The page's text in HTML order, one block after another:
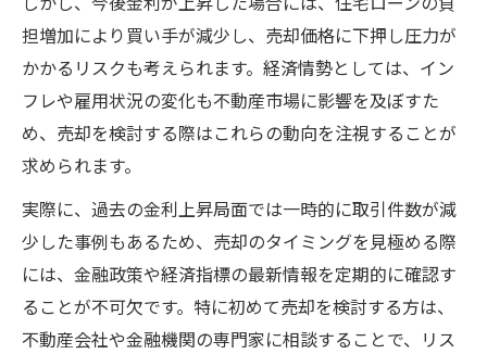
担増加により買い手が減少し、売却価格に下押し圧力が
かかるリスクも考えられます。経済情勢としては、イン
フレや雇用状況の変化も不動産市場に影響を及ぼすた
め、売却を検討する際はこれらの動向を注視することが
求められます。
実際に、過去の金利上昇局面では一時的に取引件数が減
少した事例もあるため、売却のタイミングを見極める際
には、金融政策や経済指標の最新情報を定期的に確認す
ることが不可欠です。特に初めて売却を検討する方は、
不動産会社や金融機関の専門家に相談することで、リス